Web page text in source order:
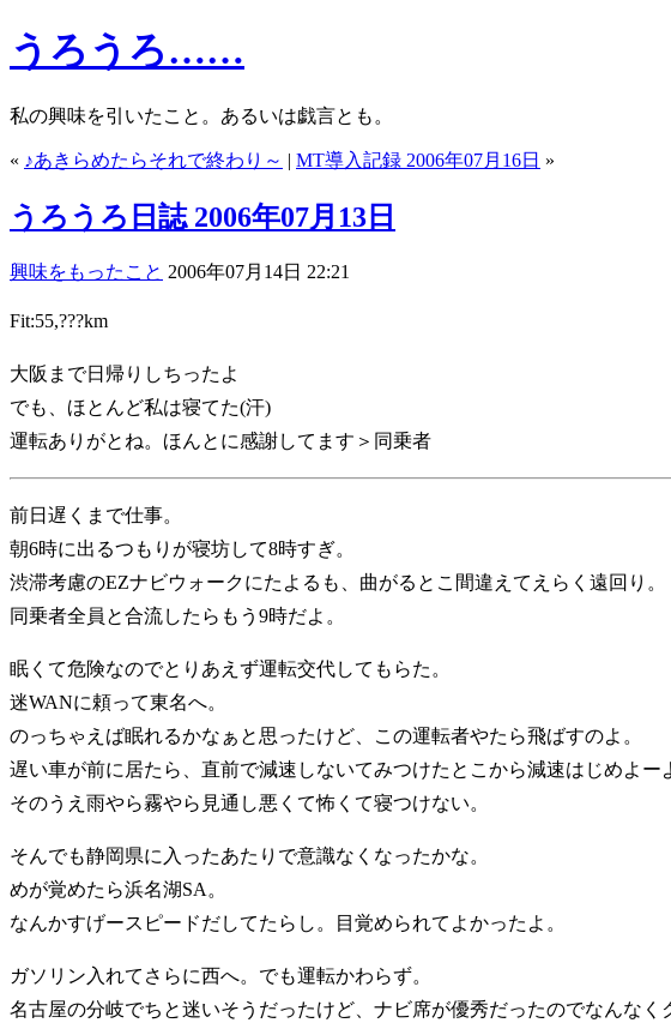
うろうろ……
私の興味を引いたこと。あるいは戯言とも。
« ♪あきらめたらそれで終わり～ | MT導入記録 2006年07月16日 »
うろうろ日誌 2006年07月13日
興味をもったこと 2006年07月14日 22:21
Fit:55,???km
大阪まで日帰りしちったよ
でも、ほとんど私は寝てた(汗)
運転ありがとね。ほんとに感謝してます＞同乗者
前日遅くまで仕事。
朝6時に出るつもりが寝坊して8時すぎ。
渋滞考慮のEZナビウォークにたよるも、曲がるとこ間違えてえらく遠回り。
同乗者全員と合流したらもう9時だよ。
眠くて危険なのでとりあえず運転交代してもらた。
迷WANに頼って東名へ。
のっちゃえば眠れるかなぁと思ったけど、この運転者やたら飛ばすのよ。
遅い車が前に居たら、直前で減速しないてみつけたとこから減速はじめよー
そのうえ雨やら霧やら見通し悪くて怖くて寝つけない。
そんでも静岡県に入ったあたりで意識なくなったかな。
めが覚めたら浜名湖SA。
なんかすげースピードだしてたらし。目覚められてよかったよ。
ガソリン入れてさらに西へ。でも運転かわらず。
名古屋の分岐でちと迷いそうだったけど、ナビ席が優秀だったのでなんなく